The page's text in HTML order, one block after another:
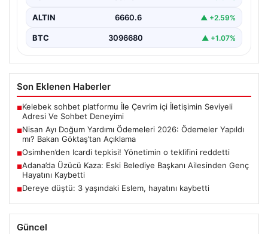
ALTIN 6660.6 ▲ +2.59%
BTC 3096680 ▲ +1.07%
Son Eklenen Haberler
■Kelebek sohbet platformu İle Çevrim içi İletişimin Seviyeli
Adresi Ve Sohbet Deneyimi
■Nisan Ayı Doğum Yardımı Ödemeleri 2026: Ödemeler Yapıldı
mı? Bakan Göktaş’tan Açıklama
■Osimhen’den Icardi tepkisi! Yönetimin o teklifini reddetti
■Adana’da Üzücü Kaza: Eski Belediye Başkanı Ailesinden Genç
Hayatını Kaybetti
■Dereye düştü: 3 yaşındaki Eslem, hayatını kaybetti
Güncel